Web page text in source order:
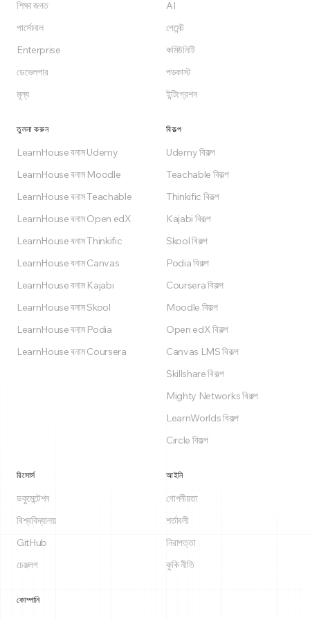
Free প্ল্যানে চিরকাল বিনামূল্যে
শিক্ষা জগত
পার্সোনাল
Enterprise
ডেভেলপার
মূল্য
AI
পেমেন্ট
কমিউনিটি
পডকাস্ট
ইন্টিগ্রেশন
তুলনা করুন
LearnHouse বনাম Udemy
LearnHouse বনাম Moodle
LearnHouse বনাম Teachable
LearnHouse বনাম Open edX
LearnHouse বনাম Thinkific
LearnHouse বনাম Canvas
LearnHouse বনাম Kajabi
LearnHouse বনাম Skool
LearnHouse বনাম Podia
LearnHouse বনাম Coursera
বিকল্প
Udemy বিকল্প
Teachable বিকল্প
Thinkific বিকল্প
Kajabi বিকল্প
Skool বিকল্প
Podia বিকল্প
Coursera বিকল্প
Moodle বিকল্প
Open edX বিকল্প
Canvas LMS বিকল্প
Skillshare বিকল্প
Mighty Networks বিকল্প
LearnWorlds বিকল্প
Circle বিকল্প
রিসোর্স
ডকুমেন্টেশন
বিশ্ববিদ্যালয়
GitHub
চেঞ্জলগ
আইনি
গোপনীয়তা
শর্তাবলী
নিরাপত্তা
কুকি নীতি
কোম্পানি